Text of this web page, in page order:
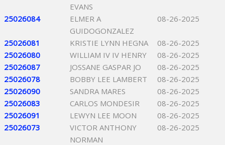
EVANS
25026084
ELMER A
GUIDOGONZALEZ
08-26-2025
25026081 KRISTIE LYNN HEGNA
08-26-2025
25026080
WILLIAM IV IV HENRY
08-26-2025
25026087
JOSSANE GASPAR JO
08-26-2025
25026078
BOBBY LEE LAMBERT
08-26-2025
25026090
SANDRA MARES
08-26-2025
25026083
CARLOS MONDESIR
08-26-2025
25026091
LEWYN LEE MOON
08-26-2025
25026073
VICTOR ANTHONY
NORMAN
08-26-2025